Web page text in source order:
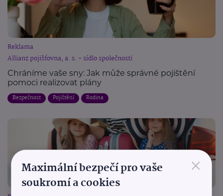
Reklama
Allianz pojišťovna, a. s. - sídlo společnosti
Chráníme vaše sny: Jak může správné pojištění
pomoci realizovat plány
Bezpečnost Pojištění Rodina
×
Maximální bezpečí pro vaše
soukromí a cookies